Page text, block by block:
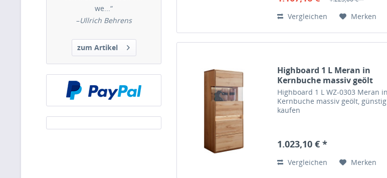
we...“
–Ullrich Behrens
zum Artikel
Vergleichen Merken
Highboard 1 L Meran in
Kernbuche massiv geölt
Highboard 1 L WZ-0303 Meran in
Kernbuche massiv geölt, günstig
kaufen
1.023,10 € *
Vergleichen Merken